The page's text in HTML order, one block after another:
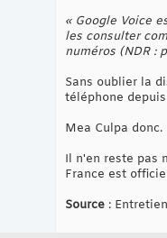
« Google Voice
les consulter
numéros (NDR :
Sans oublier la
téléphone
Mea Culpa donc.
Il n'en reste pas
France est
Source :